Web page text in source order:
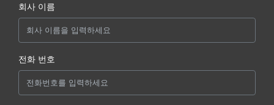
회사 이름
전화 번호